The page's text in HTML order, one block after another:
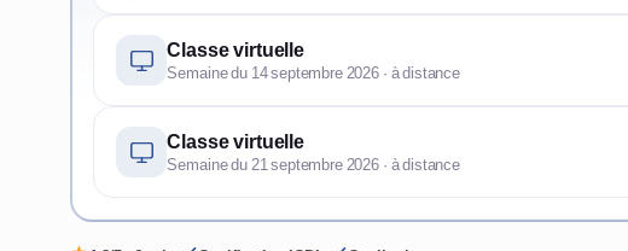
Classe virtuelle
Semaine du 14 septembre 2026 · à distance
Classe virtuelle
Semaine du 21 septembre 2026 · à distance